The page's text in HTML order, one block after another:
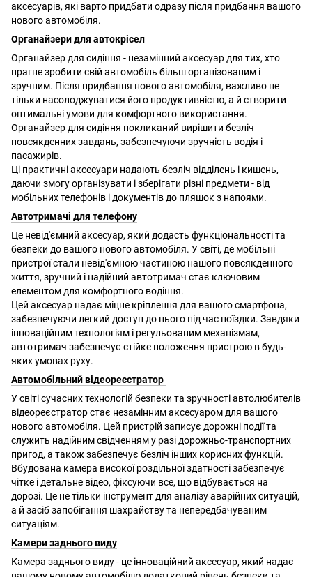
аксесуарів, які варто придбати одразу після придбання вашого
нового автомобіля.
Органайзери для автокрісел
Органайзер для сидіння - незамінний аксесуар для тих, хто
прагне зробити свій автомобіль більш організованим і
зручним. Після придбання нового автомобіля, важливо не
тільки насолоджуватися його продуктивністю, а й створити
оптимальні умови для комфортного використання.
Органайзер для сидіння покликаний вирішити безліч
повсякденних завдань, забезпечуючи зручність водія і
пасажирів.
Ці практичні аксесуари надають безліч відділень і кишень,
даючи змогу організувати і зберігати різні предмети - від
мобільних телефонів і документів до пляшок з напоями.
Автотримачі для телефону
Це невід'ємний аксесуар, який додасть функціональності та
безпеки до вашого нового автомобіля. У світі, де мобільні
пристрої стали невід'ємною частиною нашого повсякденного
життя, зручний і надійний автотримач стає ключовим
елементом для комфортного водіння.
Цей аксесуар надає міцне кріплення для вашого смартфона,
забезпечуючи легкий доступ до нього під час поїздки. Завдяки
інноваційним технологіям і регульованим механізмам,
автотримач забезпечує стійке положення пристрою в будь-
яких умовах руху.
Автомобільний відеореєстратор
У світі сучасних технологій безпеки та зручності автолюбителів
відеореєстратор стає незамінним аксесуаром для вашого
нового автомобіля. Цей пристрій записує дорожні події та
служить надійним свідченням у разі дорожньо-транспортних
пригод, а також забезпечує безліч інших корисних функцій.
Вбудована камера високої роздільної здатності забезпечує
чітке і детальне відео, фіксуючи все, що відбувається на
дорозі. Це не тільки інструмент для аналізу аварійних ситуацій,
а й засіб запобігання шахрайству та непередбачуваним
ситуаціям.
Камери заднього виду
Камера заднього виду - це інноваційний аксесуар, який надає